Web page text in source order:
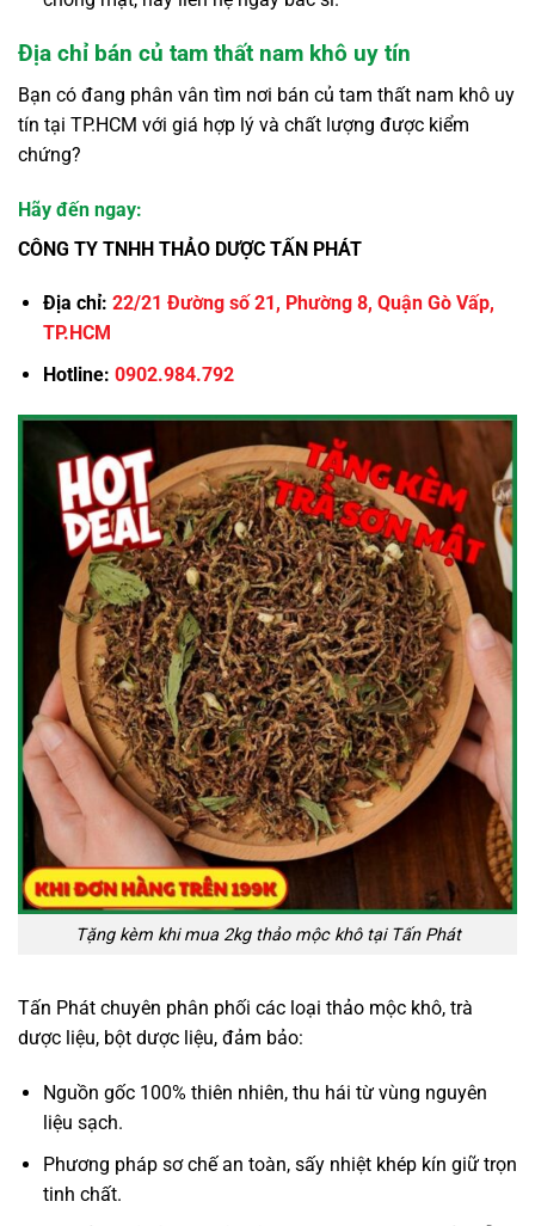
Địa chỉ bán củ tam thất nam khô uy tín
Bạn có đang phân vân tìm nơi bán củ tam thất nam khô uy
tín tại TP.HCM với giá hợp lý và chất lượng được kiểm
chứng?
Hãy đến ngay:
CÔNG TY TNHH THẢO DƯỢC TẤN PHÁT
Địa chỉ: 22/21 Đường số 21, Phường 8, Quận Gò Vấp,
TP.HCM
Hotline: 0902.984.792
Tặng kèm khi mua 2kg thảo mộc khô tại Tấn Phát
Tấn Phát chuyên phân phối các loại thảo mộc khô, trà
dược liệu, bột dược liệu, đảm bảo:
Nguồn gốc 100% thiên nhiên, thu hái từ vùng nguyên
liệu sạch.
Phương pháp sơ chế an toàn, sấy nhiệt khép kín giữ trọn
tinh chất.